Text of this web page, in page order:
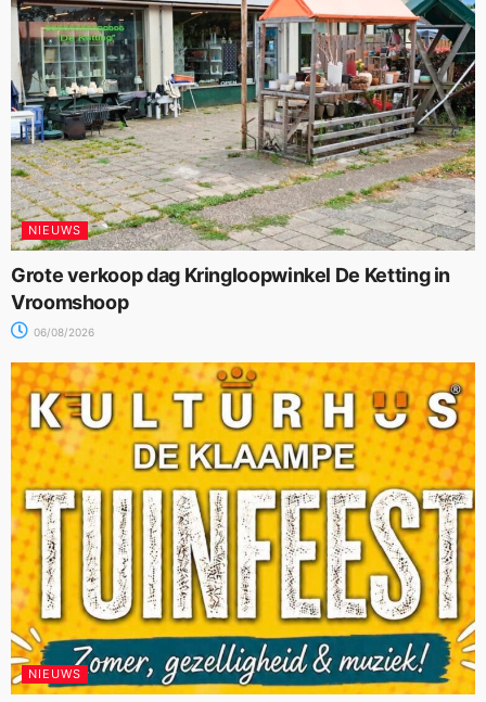
NIEUWS
Grote verkoop dag Kringloopwinkel De Ketting in
Vroomshoop
06/08/2026
NIEUWS